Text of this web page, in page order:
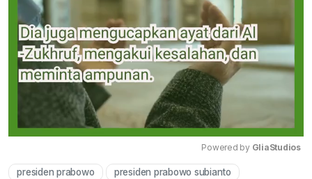
Powered by GliaStudios
presiden prabowo presiden prabowo subianto